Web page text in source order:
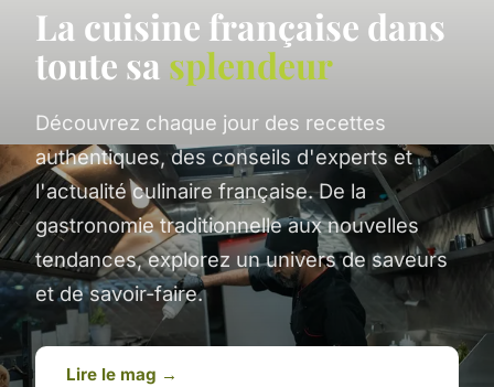
La cuisine française dans
toute sa splendeur
Découvrez chaque jour des recettes
authentiques, des conseils d'experts et
l'actualité culinaire française. De la
gastronomie traditionnelle aux nouvelles
tendances, explorez un univers de saveurs
et de savoir-faire.
Lire le mag →